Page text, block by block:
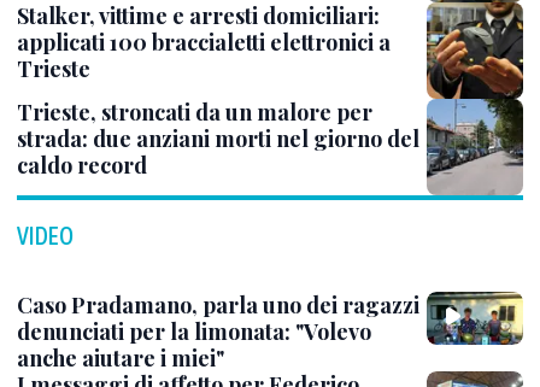
Stalker, vittime e arresti domiciliari:
applicati 100 braccialetti elettronici a
Trieste
Trieste, stroncati da un malore per
strada: due anziani morti nel giorno del
caldo record
VIDEO
Caso Pradamano, parla uno dei ragazzi
denunciati per la limonata: "Volevo
anche aiutare i miei"